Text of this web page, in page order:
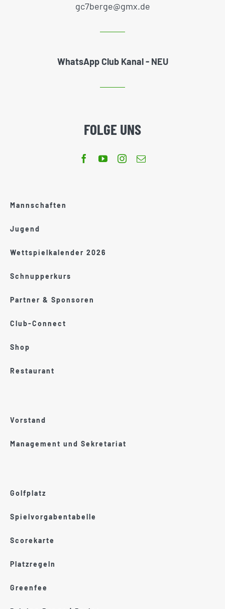
gc7berge@gmx.de
WhatsApp Club Kanal - NEU
FOLGE UNS
Mannschaften
Jugend
Wettspielkalender 2026
Schnupperkurs
Partner & Sponsoren
Club-Connect
Shop
Restaurant
Vorstand
Management und Sekretariat
Golfplatz
Spielvorgabentabelle
Scorekarte
Platzregeln
Greenfee